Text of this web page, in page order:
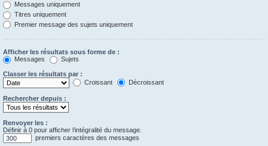
Messages uniquement
Titres uniquement
Premier message des sujets uniquement
Afficher les résultats sous forme de :
Messages
Sujets
Classer les résultats par :
Croissant
Décroissant
Rechercher depuis :
Renvoyer les :
Définir à 0 pour afficher l’intégralité du message.
premiers caractères des messages